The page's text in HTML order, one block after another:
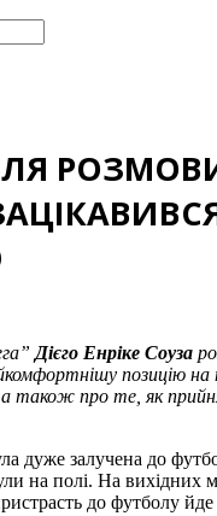
Дієго Енріке Соуза
позицію на
також про те, як
дуже залучена до
на полі. На вихідних
до футболу йде